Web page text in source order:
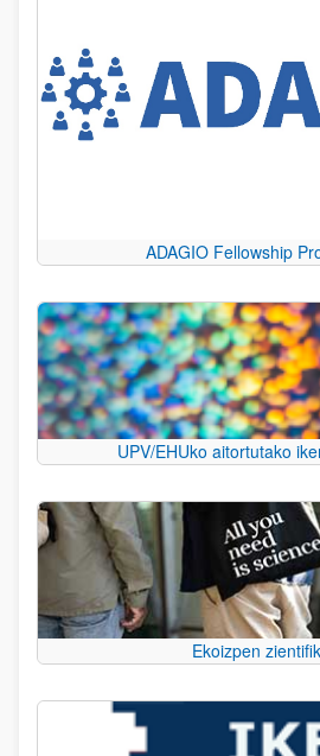
ADAGIO Fellowship
UPV/EHUko aitortutako
Ekoizpen